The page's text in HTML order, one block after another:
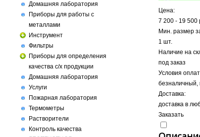
Домашняя лаборатория
Приборы для работы с
металлами
Инструмент
Фильтры
Приборы для определения
качества с/х продукции
Домашняя лаборатория
Услуги
Пожарная лаборатория
Термометры
Растворители
Контроль качества
Цена:
7 200 - 19 500
Мин. размер
1 шт.
Наличие на
под заказ
Условия
безналичный,
Доставка:
доставка в
Заказать